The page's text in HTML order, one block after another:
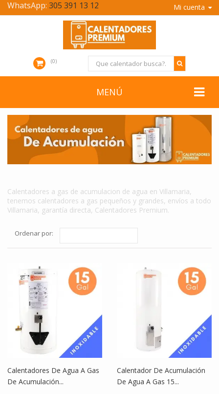
Mi cuenta
WhatsApp: 305 391 13 12
0
MENÚ
Calentadores a gas de acumulacion de agua en Villamaria,
tenemos calentadores a gas pequeños y grandes, envíos a todo
Villamaria, garantía directa, Calentadores Premium.
Ordenar por:
Calentadores De Agua A Gas
De Acumulación...
Calentador De Acumulación
De Agua A Gas 15...